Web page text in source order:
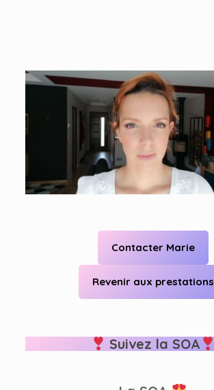
Contacter Marie
Revenir aux prestations
Suivez la SOA